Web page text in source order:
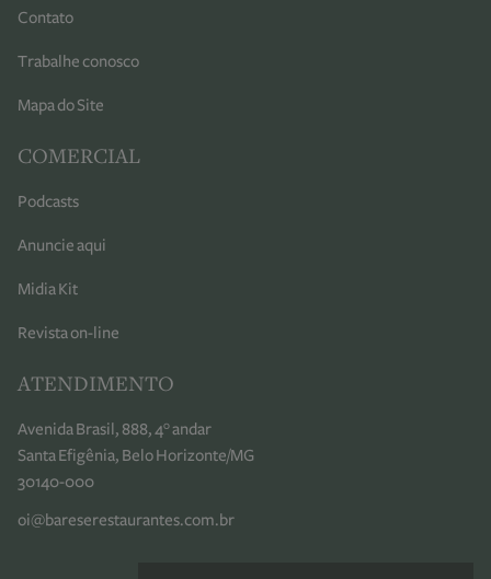
Contato
Trabalhe conosco
Mapa do Site
COMERCIAL
Podcasts
Anuncie aqui
Midia Kit
Revista on-line
ATENDIMENTO
Avenida Brasil, 888, 4° andar
Santa Efigênia, Belo Horizonte/MG
30140-000
oi@bareserestaurantes.com.br